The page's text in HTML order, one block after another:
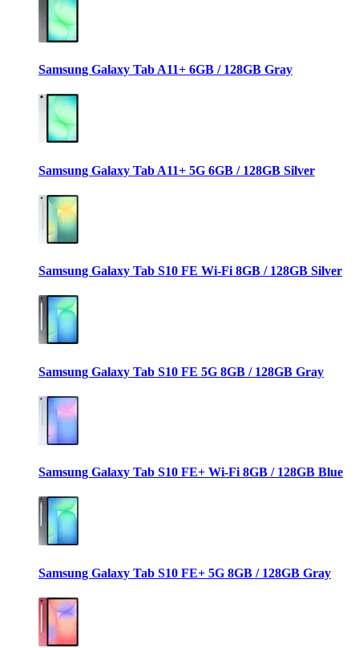
Samsung Galaxy Tab A11+ 6GB / 128GB Gray
Samsung Galaxy Tab A11+ 5G 6GB / 128GB Silver
Samsung Galaxy Tab S10 FE Wi-Fi 8GB / 128GB Silver
Samsung Galaxy Tab S10 FE 5G 8GB / 128GB Gray
Samsung Galaxy Tab S10 FE+ Wi-Fi 8GB / 128GB Blue
Samsung Galaxy Tab S10 FE+ 5G 8GB / 128GB Gray